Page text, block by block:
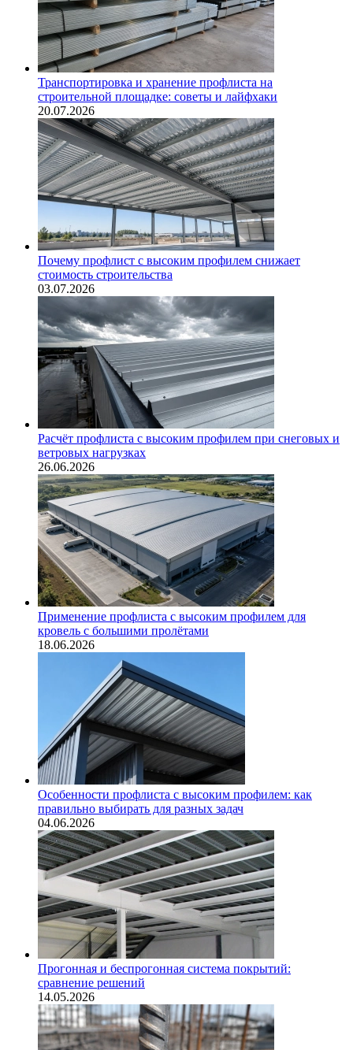
Транспортировка и хранение профлиста на
строительной площадке: советы и лайфхаки
20.07.2026
Почему профлист с высоким профилем снижает
стоимость строительства
03.07.2026
Расчёт профлиста с высоким профилем при снеговых и
ветровых нагрузках
26.06.2026
Применение профлиста с высоким профилем для
кровель с большими пролётами
18.06.2026
Особенности профлиста с высоким профилем: как
правильно выбирать для разных задач
04.06.2026
Прогонная и беспрогонная система покрытий:
сравнение решений
14.05.2026